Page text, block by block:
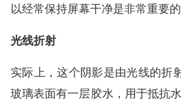
以经常保持屏幕干净是非常重要的
光线折射
实际上，这个阴影是由光线的折
玻璃表面有一层胶水，用于抵抗